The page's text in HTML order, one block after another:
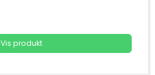
Vis produkt